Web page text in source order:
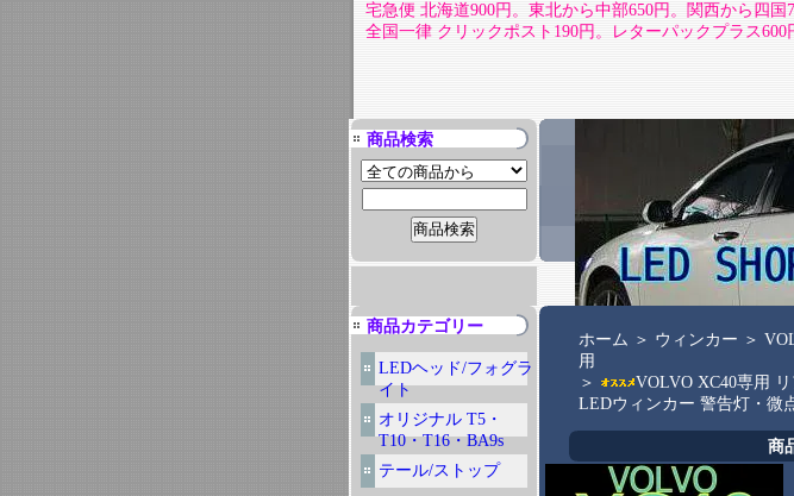
宅急便 北海道900円。東北から中部650円。関西から四国
全国一律 クリックポスト190円。レターパックプラス600
商品検索
商品カテゴリー
LEDヘッド/フォグラ
イト
オリジナル T5・
T10・T16・BA9s
テール/ストップ
ホーム ＞ ウィンカー ＞
用
＞
VOLVO XC40専用
LEDウィンカー 警告灯・
商